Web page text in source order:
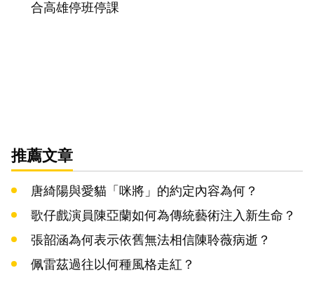
合高雄停班停課
推薦文章
唐綺陽與愛貓「咪將」的約定內容為何？
歌仔戲演員陳亞蘭如何為傳統藝術注入新生命？
張韶涵為何表示依舊無法相信陳聆薇病逝？
佩雷茲過往以何種風格走紅？